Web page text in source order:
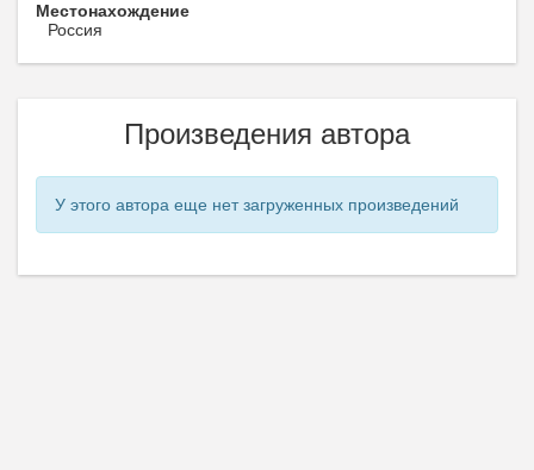
Местонахождение
Россия
Произведения автора
У этого автора еще нет загруженных произведений